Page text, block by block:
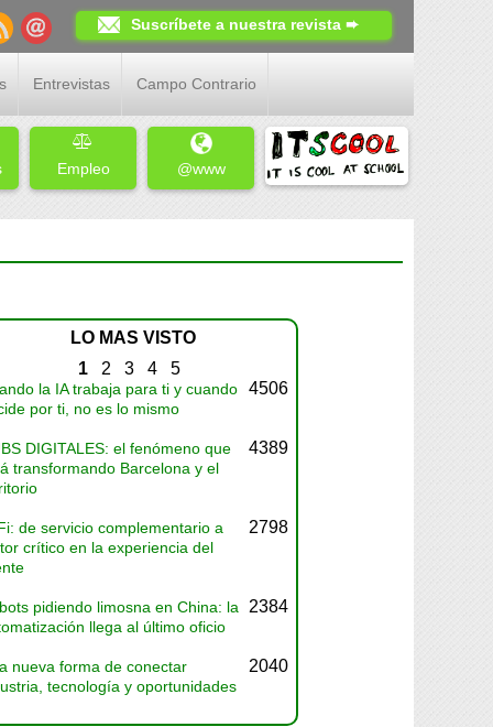
Suscríbete a nuestra revista ➨
Entrevistas Campo Contrario
Empleo @www
LO MAS VISTO
1 2 3 4 5
la IA trabaja para ti y cuando
por ti, no es lo mismo
4506
DIGITALES: el fenómeno que
transformando Barcelona y el
4389
de servicio complementario a
crítico en la experiencia del
2798
pidiendo limosna en China: la
llega al último oficio
2384
nueva forma de conectar
tecnología y oportunidades
2040